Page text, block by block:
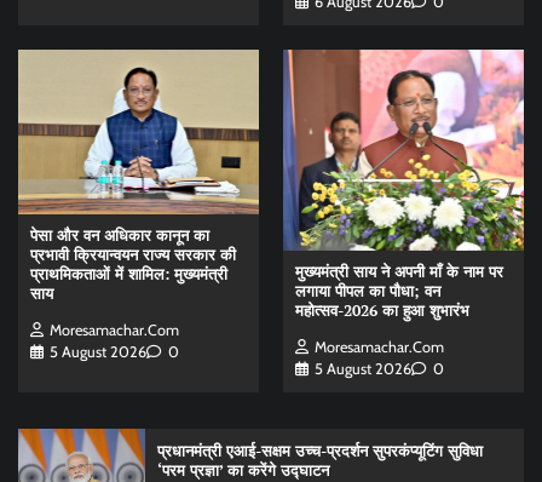
पेसा और वन अधिकार कानून का
प्रभावी क्रियान्वयन राज्य सरकार की
प्राथमिकताओं में शामिल: मुख्यमंत्री
साय
Moresamachar.com
5 August 2026
0
मुख्यमंत्री साय ने अपनी माँ के नाम पर
लगाया पीपल का पौधा; वन
महोत्सव-2026 का हुआ शुभारंभ
Moresamachar.com
5 August 2026
0
प्रधानमंत्री एआई-सक्षम उच्च-प्रदर्शन सुपरकंप्यूटिंग सुविधा
‘परम प्रज्ञा’ का करेंगे उद्घाटन